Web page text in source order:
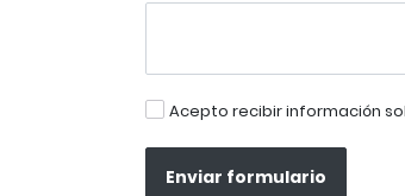
Acepto recibir información
Enviar formulario